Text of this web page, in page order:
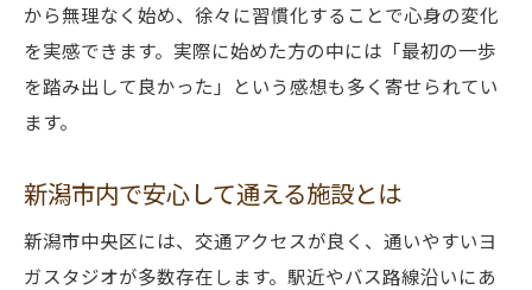
から無理なく始め、徐々に習慣化することで心身の変化
を実感できます。実際に始めた方の中には「最初の一歩
を踏み出して良かった」という感想も多く寄せられてい
ます。
新潟市内で安心して通える施設とは
新潟市中央区には、交通アクセスが良く、通いやすいヨ
ガスタジオが多数存在します。駅近やバス路線沿いにあ